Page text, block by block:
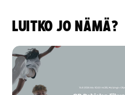
LUITKO JO NÄMÄ?